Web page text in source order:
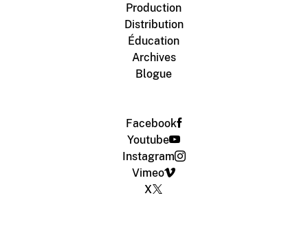
Production
Distribution
Éducation
Archives
Blogue
Facebook
Youtube
Instagram
Vimeo
X